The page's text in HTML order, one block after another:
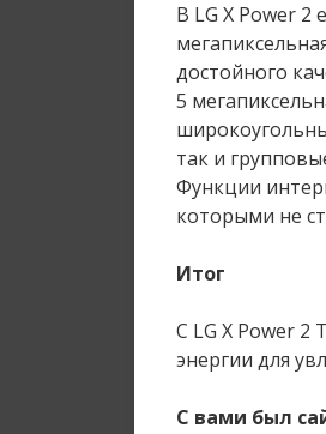
В LG X Power
достойного
5
так и
Функции
которыми не
Итог
С LG X Power 2
энергии для
С вами был